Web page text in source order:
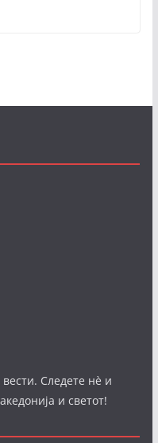
Следете нè и
и светот!